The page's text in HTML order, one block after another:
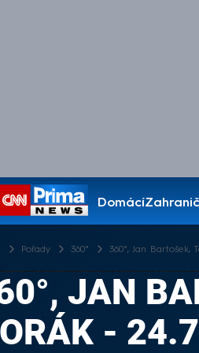
Domácí
Pořady
Pořady 360° 360°, Jan Bartošek,
JAN
-